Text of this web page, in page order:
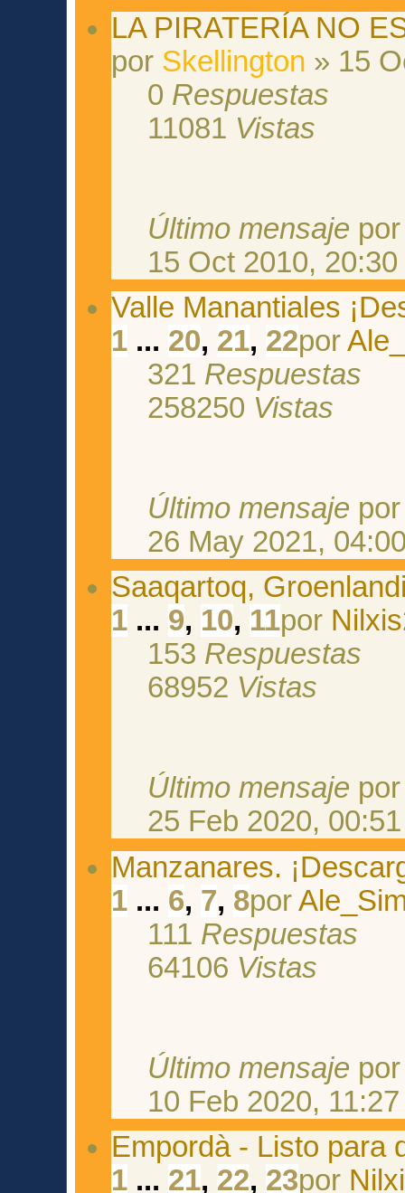
LA PIRATERÍA NO
por Skellington » 15
0 Respuestas
11081 Vistas
Último mensaje
15 Oct 2010, 20:30
Valle Manantiales
1 ... 20, 21, 22por
321 Respuestas
258250 Vistas
Último mensaje
26 May 2021,
Saaqartoq,
1 ... 9, 10, 11por
153 Respuestas
68952 Vistas
Último mensaje
25 Feb 2020, 00:51
Manzanares.
1 ... 6, 7, 8por
111 Respuestas
64106 Vistas
Último mensaje
10 Feb 2020, 11:27
Empordà - Listo para
1 ... 21, 22, 23por